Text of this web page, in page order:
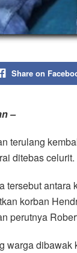
Share on
–
terulang
ditebas celurit.
tersebut
korban
perutnya
warga